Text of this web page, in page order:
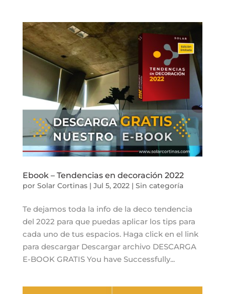
Ebook – Tendencias en decoración 2022
por Solar Cortinas| Jul 5, 2022| Sin categoría
Te dejamos toda la info de la deco tendencia
del 2022 para que puedas aplicar los tips para
cada uno de tus espacios. Haga click en el link
para descargar Descargar archivo DESCARGA
E-BOOK GRATIS You have Successfully...